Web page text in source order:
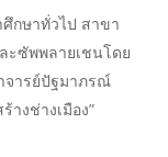
กษาทั่วไป สาขา
ะซัพพลายเชนโดย
จารย์ปัฐมาภรณ์
างช่างเมือง”